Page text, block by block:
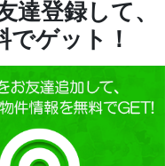
達登録して、
でゲット！